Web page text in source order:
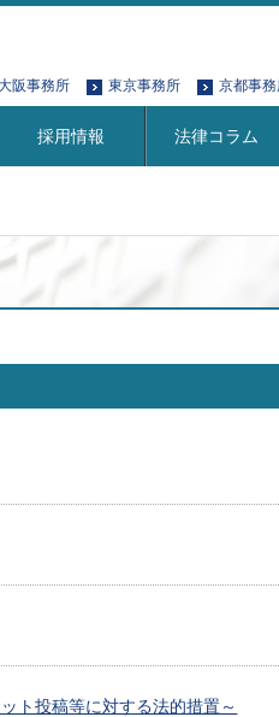
大阪事務所 東京事務所 京都事
採用情報 法律コラム
ト投稿等に対する法的措置～